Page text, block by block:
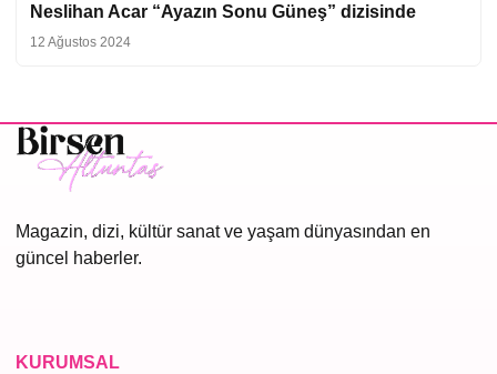
Neslihan Acar “Ayazın Sonu Güneş” dizisinde
12 Ağustos 2024
Magazin, dizi, kültür sanat ve yaşam dünyasından en
güncel haberler.
KURUMSAL